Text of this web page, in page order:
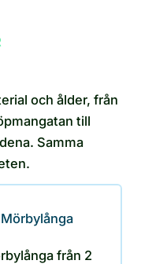
och ålder, från
till
Samma
från 2